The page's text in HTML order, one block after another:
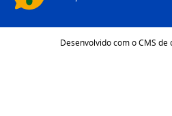
Desenvolvido com o CMS